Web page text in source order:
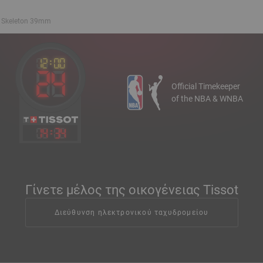
39mm
14: 34
Official Timekeeper
of the NBA & WNBA
Γίνετε μέλος της οικογένειας Tissot
Διεύθυνση ηλεκτρονικού ταχυδρομείου